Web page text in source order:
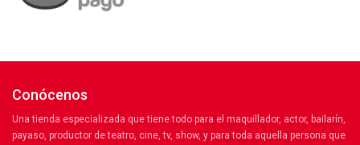
Conócenos
Una tienda especializada que tiene todo para el maquillador, actor, bailarín,
payaso, productor de teatro, cine, tv, show, y para toda aquella persona que